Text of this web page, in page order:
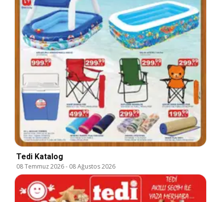
Tedi Katalog
08 Temmuz 2026- 08 Ağustos 2026